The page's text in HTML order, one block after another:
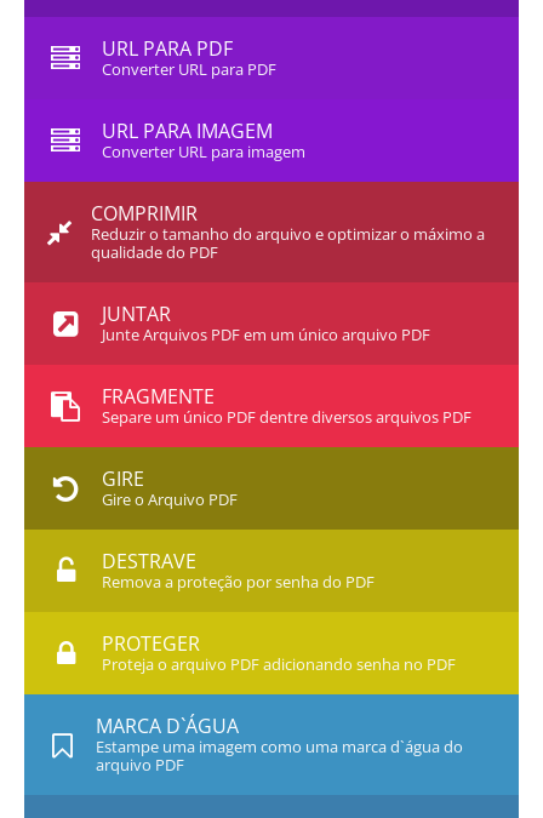
URL PARA PDF
Converter URL para PDF
URL PARA IMAGEM
Converter URL para imagem
COMPRIMIR
Reduzir o tamanho do arquivo e optimizar o máximo a
qualidade do PDF
JUNTAR
Junte Arquivos PDF em um único arquivo PDF
FRAGMENTE
Separe um único PDF dentre diversos arquivos PDF
GIRE
Gire o Arquivo PDF
DESTRAVE
Remova a proteção por senha do PDF
PROTEGER
Proteja o arquivo PDF adicionando senha no PDF
MARCA D`ÁGUA
Estampe uma imagem como uma marca d`água do
arquivo PDF